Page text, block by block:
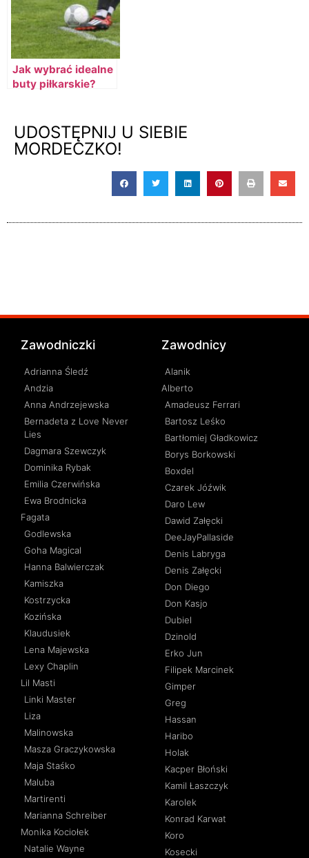
Jak wybrać idealne
buty piłkarskie?
UDOSTĘPNIJ U SIEBIE
MORDECZKO!
Zawodniczki
Adrianna Śledź
Andzia
Anna Andrzejewska
Bernadeta z Love Never
Lies
Dagmara Szewczyk
Dominika Rybak
Emilia Czerwińska
Ewa Brodnicka
Fagata
Godlewska
Goha Magical
Hanna Balwierczak
Kamiszka
Kostrzycka
Kozińska
Klaudusiek
Lena Majewska
Lexy Chaplin
Lil Masti
Linki Master
Liza
Malinowska
Masza Graczykowska
Maja Staśko
Maluba
Martirenti
Marianna Schreiber
Monika Kociołek
Natalie Wayne
Zawodnicy
Alanik
Alberto
Amadeusz Ferrari
Bartosz Leśko
Bartłomiej Gładkowicz
Borys Borkowski
Boxdel
Czarek Jóźwik
Daro Lew
Dawid Załęcki
DeeJayPallaside
Denis Labryga
Denis Załęcki
Don Diego
Don Kasjo
Dubiel
Dzinold
Erko Jun
Filipek Marcinek
Gimper
Greg
Hassan
Haribo
Holak
Kacper Błoński
Kamil Łaszczyk
Karolek
Konrad Karwat
Koro
Kosecki